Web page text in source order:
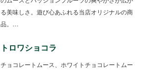
る美味しさ。遊び心あふれる当店オリジナルの商
品。…
トロワショコラ
チョコレートムース、ホワイトチョコレートムー